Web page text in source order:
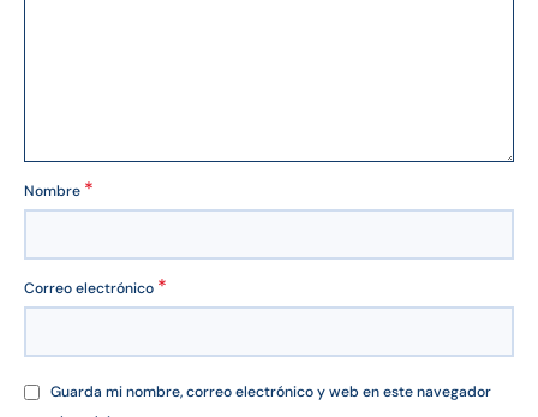
Nombre *
Correo electrónico *
Guarda mi nombre, correo electrónico y web en este navegador